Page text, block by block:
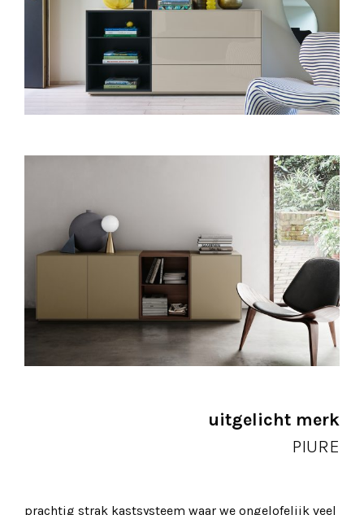
uitgelicht merk
PIURE
prachtig strak kastsysteem waar we ongelofelijk veel